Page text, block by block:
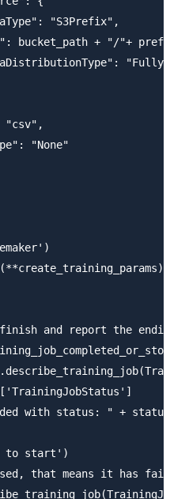
"S3Prefix",
bucket_path + "/"+
"csv",
"None"
and report the
with status: " +
to start')
that means it has